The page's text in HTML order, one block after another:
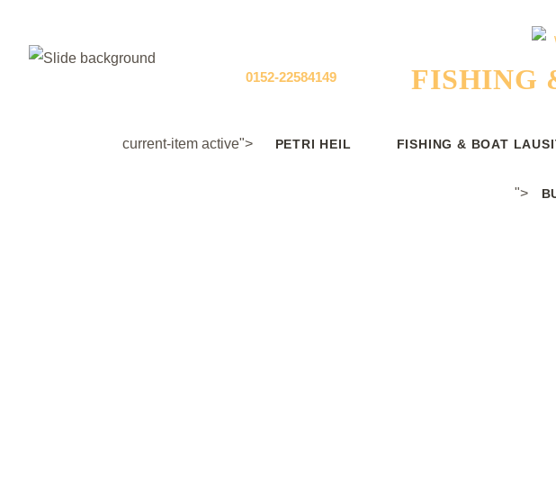
0152-22584149
current-item active"> PETRI HEIL FISHING & BOAT
">
FISHING
DeinMietboot-